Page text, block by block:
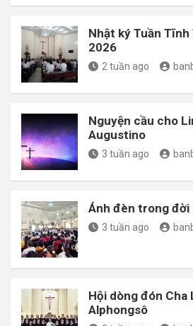
Nhật ký Tuần
2026
2 tuần ago
Nguyện cầu cho
Augustino
3 tuần ago
Ánh đèn trong đời
3 tuần ago
Hội dòng đón Cha
Alphongsô